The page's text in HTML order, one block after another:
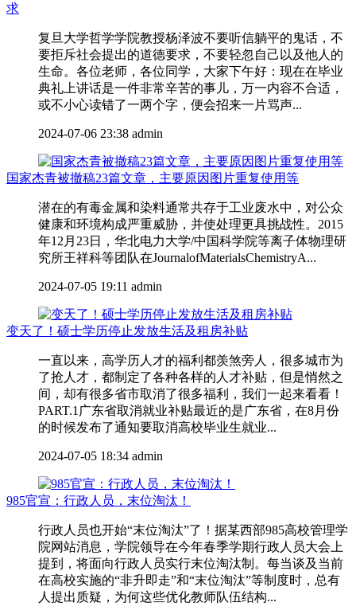
求
复旦大学哲学学院教授杨泽波不要听信躺平的鬼话，不
要拒斥社会提出的道德要求，不要轻忽自己以及他人的
生命。各位老师，各位同学，大家下午好：现在在毕业
典礼上讲话是一件非常辛苦的事儿，万一内容不合适，
或不小心读错了一两个字，便会招来一片骂声...
2024-07-06 23:38 admin
国家杰青被撤稿23篇文章，主要原因图片重复使用等
潜在的有毒金属和染料通常共存于工业废水中，对公众
健康和环境构成严重威胁，并使处理更具挑战性。2015
年12月23日，华北电力大学/中国科学院等离子体物理研
究所王祥科等团队在JournalofMaterialsChemistryA...
2024-07-05 19:11 admin
变天了！硕士学历停止发放生活及租房补贴
一直以来，高学历人才的福利都羡煞旁人，很多城市为
了抢人才，都制定了各种各样的人才补贴，但是悄然之
间，却有很多省市取消了很多福利，我们一起来看看！
PART.1广东省取消就业补贴最近的是广东省，在8月份
的时候发布了通知要取消高校毕业生就业...
2024-07-05 18:34 admin
985官宣：行政人员，末位淘汰！
行政人员也开始“末位淘汰”了！据某西部985高校管理学
院网站消息，学院领导在今年春季学期行政人员大会上
提到，将面向行政人员实行末位淘汰制。每当谈及当前
在高校实施的“非升即走”和“末位淘汰”等制度时，总有
人提出质疑，为何这些优化教师队伍结构...